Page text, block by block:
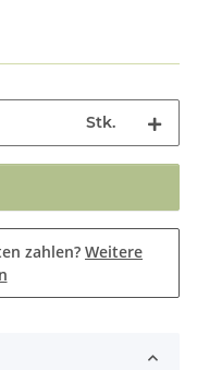
Stk.
zahlen? Weitere